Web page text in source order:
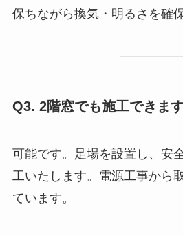
保ちながら換気・明るさを確
Q3. 2階窓でも施工できま
可能です。足場を設置し、安
工いたします。電源工事から
ています。